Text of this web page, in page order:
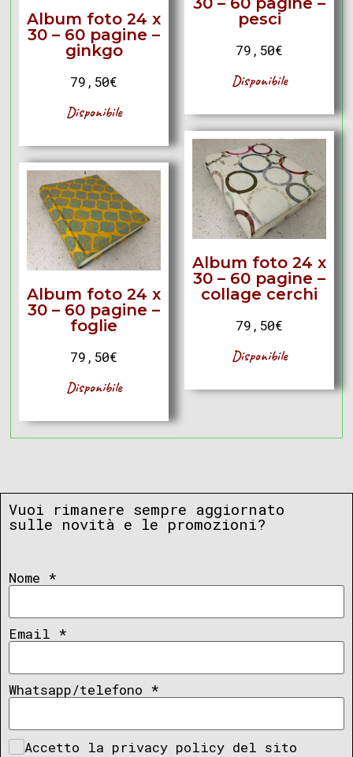
pesci
79,50€
Disponibile
Album foto 24 x
30 – 60 pagine –
ginkgo
79,50€
Disponibile
Album foto 24 x
30 – 60 pagine –
collage cerchi
79,50€
Disponibile
Album foto 24 x
30 – 60 pagine –
foglie
79,50€
Disponibile
Vuoi rimanere sempre aggiornato
sulle novità e le promozioni?
Nome *
Email *
Whatsapp/telefono *
Accetto la privacy policy del sito